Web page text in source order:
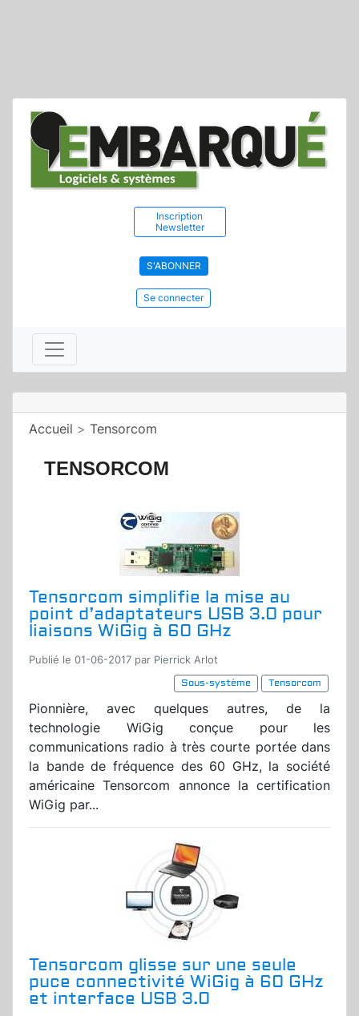
Inscription
Newsletter
S'ABONNER
Se connecter
Accueil > Tensorcom
TENSORCOM
Tensorcom simplifie la mise au
point d’adaptateurs USB 3.0 pour
liaisons WiGig à 60 GHz
Publié le 01-06-2017 par Pierrick Arlot
Sous-système
Tensorcom
Pionnière, avec quelques autres, de la
technologie WiGig conçue pour les
communications radio à très courte portée dans
la bande de fréquence des 60 GHz, la société
américaine Tensorcom annonce la certification
WiGig par...
Tensorcom glisse sur une seule
puce connectivité WiGig à 60 GHz
et interface USB 3.0